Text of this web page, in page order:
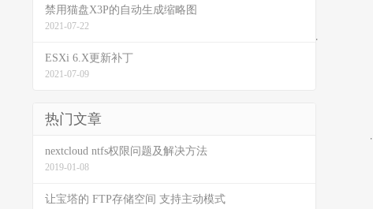
禁用猫盘X3P的自动生成缩略图
2021-07-22
ESXi 6.X更新补丁
2021-07-09
热门文章
nextcloud ntfs权限问题及解决方法
2019-01-08
让宝塔的 FTP存储空间 支持主动模式